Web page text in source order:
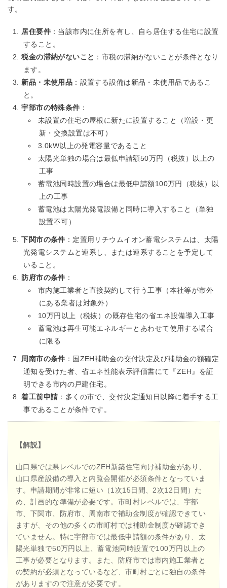
す。
居住要件：当該市内に住所を有し、自ら居住する住宅に設置
すること。
税金の滞納がないこと ：市税の滞納がないことが条件となり
ます。
新品・未使用品 ：設置する設備は新品・未使用品であるこ
と。
宇部市の特殊条件 ：
未設置の住宅の屋根に新たに設置すること（増設・更
新・交換設置は不可）
3.0kW以上の発電容量であること
太陽光単独の場合は最低申請額50万円（税抜）以上の
工事
蓄電池同時設置の場合は最低申請額100万円（税抜）以
上の工事
蓄電池は太陽光発電設備と同時に導入すること（単独
設置不可）
下関市の条件 ：定置用リチウムイオン蓄電システムは、太陽
光発電システムと連系し、または連系することを予定して
いること。
防府市の条件 ：
市内施工業者と直接契約して行う工事（本社等が市外
にある業者は対象外）
10万円以上（税抜）の既存住宅の省エネ設備導入工事
蓄電池は再生可能エネルギーとあわせて使用する場合
に限る
周南市の条件 ：国ZEH補助金の交付決定及び補助金の額確定
通知を受けた者、省エネ性能表示評価書にて『ZEH』を証
明できる市内の戸建住宅。
着工前申請 ：多くの市で、交付決定通知日以降に着手する工
事であることが条件です。
【解説】
山口県では県レベルでのZEH新築住宅向け補助金があり、
山口県産設備の導入と内覧会開催が必須条件となっていま
す。申請期間が非常に短い（1次15日間、2次12日間）た
め、計画的な準備が必要です。市町村レベルでは、宇部
市、下関市、防府市、周南市で補助金制度が確認できてい
ますが、その他の多くの市町村では補助金制度が確認でき
ていません。特に宇部市では最低申請額の条件があり、太
陽光単独で50万円以上、蓄電池同時設置で100万円以上の
工事が必要となります。また、防府市では市内施工業者と
の契約が必須となっているなど、市町村ごとに独自の条件
がありますので注意が必要です。